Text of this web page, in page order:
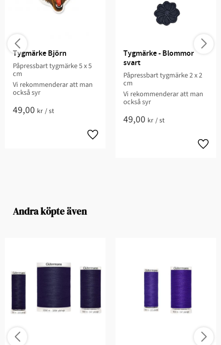
Tygmärke Björn
Påpressbart tygmärke 5 x 5
cm
Vi rekommenderar att man
också syr
49,00 kr /st
Tygmärke - Blommor
svart
Påpressbart tygmärke 2 x 2
cm
Vi rekommenderar att man
också syr
49,00 kr /st
Andra köpte även